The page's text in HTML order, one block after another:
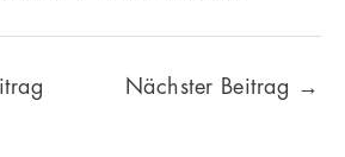
Nächster Beitrag →